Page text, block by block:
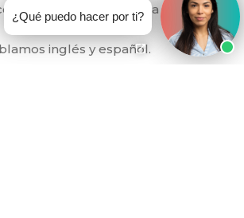
están listos para atender su
inglés y español.
¿Qué puedo hacer por ti?